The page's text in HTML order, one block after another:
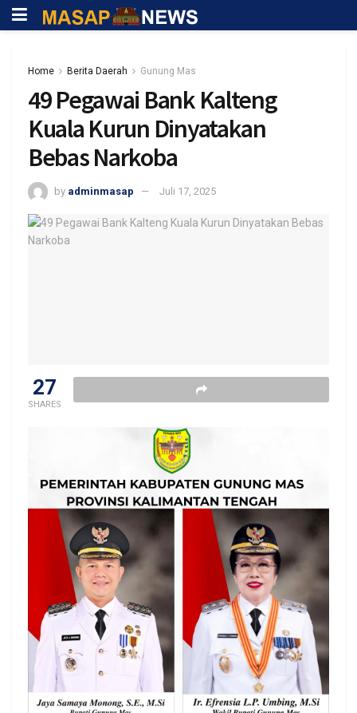
Home Berita Daerah Gunung Mas
49 Pegawai Bank Kalteng
Kuala Kurun Dinyatakan
Bebas Narkoba
by adminmasap Juli 17, 2025
27
SHARES